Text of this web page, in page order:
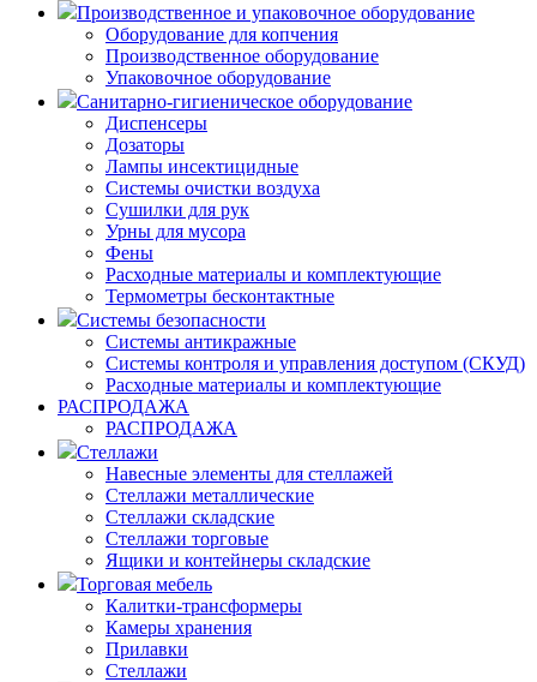
Производственное и упаковочное оборудование
Оборудование для копчения
Производственное оборудование
Упаковочное оборудование
Санитарно-гигиеническое оборудование
Диспенсеры
Дозаторы
Лампы инсектицидные
Системы очистки воздуха
Сушилки для рук
Урны для мусора
Фены
Расходные материалы и комплектующие
Термометры бесконтактные
Системы безопасности
Системы антикражные
Системы контроля и управления доступом (СКУД)
Расходные материалы и комплектующие
РАСПРОДАЖА
РАСПРОДАЖА
Стеллажи
Навесные элементы для стеллажей
Стеллажи металлические
Стеллажи складские
Стеллажи торговые
Ящики и контейнеры складские
Торговая мебель
Калитки-трансформеры
Камеры хранения
Прилавки
Стеллажи